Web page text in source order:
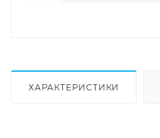
ХАРАКТЕРИСТИКИ